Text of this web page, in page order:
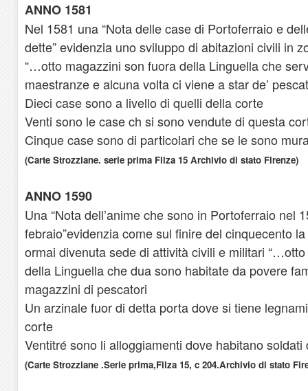
ANNO 1581
Nel 1581 una “Nota delle case di Portoferraio e
dette” evidenzia uno sviluppo di abitazioni civili in
“…otto magazzini son fuora della Linguella che
maestranze e alcuna volta ci viene a star de’
Dieci case sono a livello di quelli della corte
Venti sono le case ch si sono vendute di questa
Cinque case sono di particolari che se le sono
(Carte Strozziane. serie prima Filza 15 Archivio di stato Firenze)
ANNO 1590
Una “Nota dell’anime che sono in Portoferraio nel
febraio”evidenzia come sul finire del cinquecento
ormai divenuta sede di attività civili e militari
della Linguella che dua sono habitate da povere
magazzini di pescatori
Un arzinale fuor di detta porta dove si tiene
corte
Ventitré sono li alloggiamenti dove habitano soldati
(Carte Strozziane .Serie prima,Filza 15, c 204.Archivio di stato